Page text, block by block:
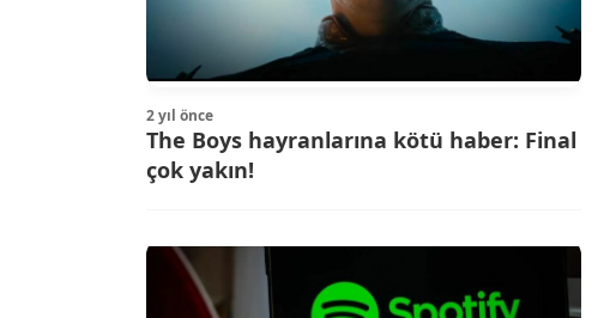
2 yıl önce
The Boys hayranlarına kötü haber: Final
çok yakın!